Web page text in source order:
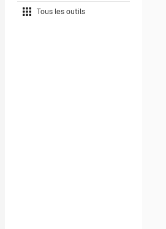
Tous les outils